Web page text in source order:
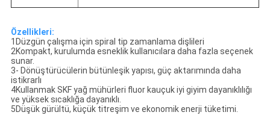
Özellikleri:
1Düzgün çalışma için spiral tip zamanlama dişlileri
2Kompakt, kurulumda esneklik kullanıcılara daha fazla seçenek
sunar.
3- Dönüştürücülerin bütünleşik yapısı, güç aktarımında daha
istikrarlı
4Kullanmak SKF yağ mühürleri fluor kauçuk iyi giyim dayanıklılığı
ve yüksek sıcaklığa dayanıklı.
5Düşük gürültü, küçük titreşim ve ekonomik enerji tüketimi.